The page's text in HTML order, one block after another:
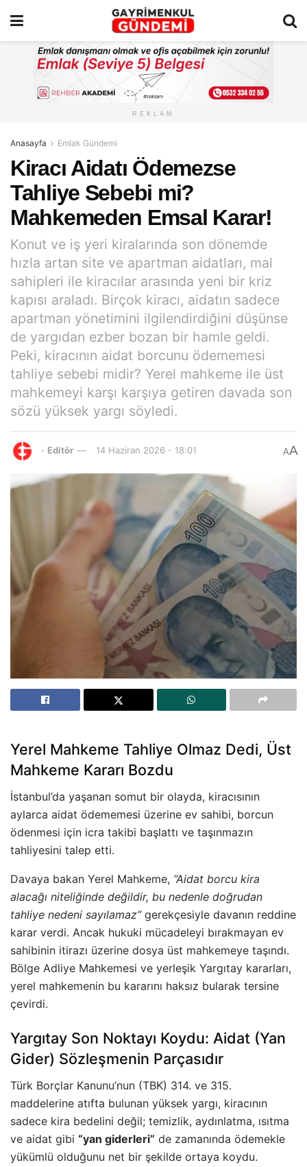
REKLAM
Anasayfa Emlak Gündemi
Kiracı Aidatı Ödemezse
Tahliye Sebebi mi?
Mahkemeden Emsal Karar!
Konut ve iş yeri kiralarında son dönemde
hızla artan site ve apartman aidatları, mal
sahipleri ile kiracılar arasında yeni bir kriz
kapısı araladı. Birçok kiracı, aidatın sadece
apartman yönetimini ilgilendirdiğini düşünse
de yargıdan ezber bozan bir hamle geldi.
Peki, kiracının aidat borcunu ödememesi
tahliye sebebi midir? Yerel mahkeme ile üst
mahkemeyi karşı karşıya getiren davada son
sözü yüksek yargı söyledi.
- Editör 14 Haziran 2026 - 18:01 AA
Yerel Mahkeme Tahliye Olmaz Dedi, Üst
Mahkeme Kararı Bozdu
İstanbul’da yaşanan somut bir olayda, kiracısının
aylarca aidat ödememesi üzerine ev sahibi, borcun
ödenmesi için icra takibi başlattı ve taşınmazın
tahliyesini talep etti.
Davaya bakan Yerel Mahkeme, “Aidat borcu kira
alacağı niteliğinde değildir, bu nedenle doğrudan
tahliye nedeni sayılamaz”gerekçesiyle davanın reddine
karar verdi. Ancak hukuki mücadeleyi bırakmayan ev
sahibinin itirazı üzerine dosya üst mahkemeye taşındı.
Bölge Adliye Mahkemesi ve yerleşik Yargıtay kararları,
yerel mahkemenin bu kararını haksız bularak tersine
çevirdi.
Yargıtay Son Noktayı Koydu: Aidat (Yan
Gider) Sözleşmenin Parçasıdır
Türk Borçlar Kanunu’nun (TBK) 314. ve 315.
maddelerine atıfta bulunan yüksek yargı, kiracının
sadece kira bedelini değil; temizlik, aydınlatma, ısıtma
ve aidat gibi “yan giderleri” de zamanında ödemekle
yükümlü olduğunu net bir şekilde ortaya koydu.